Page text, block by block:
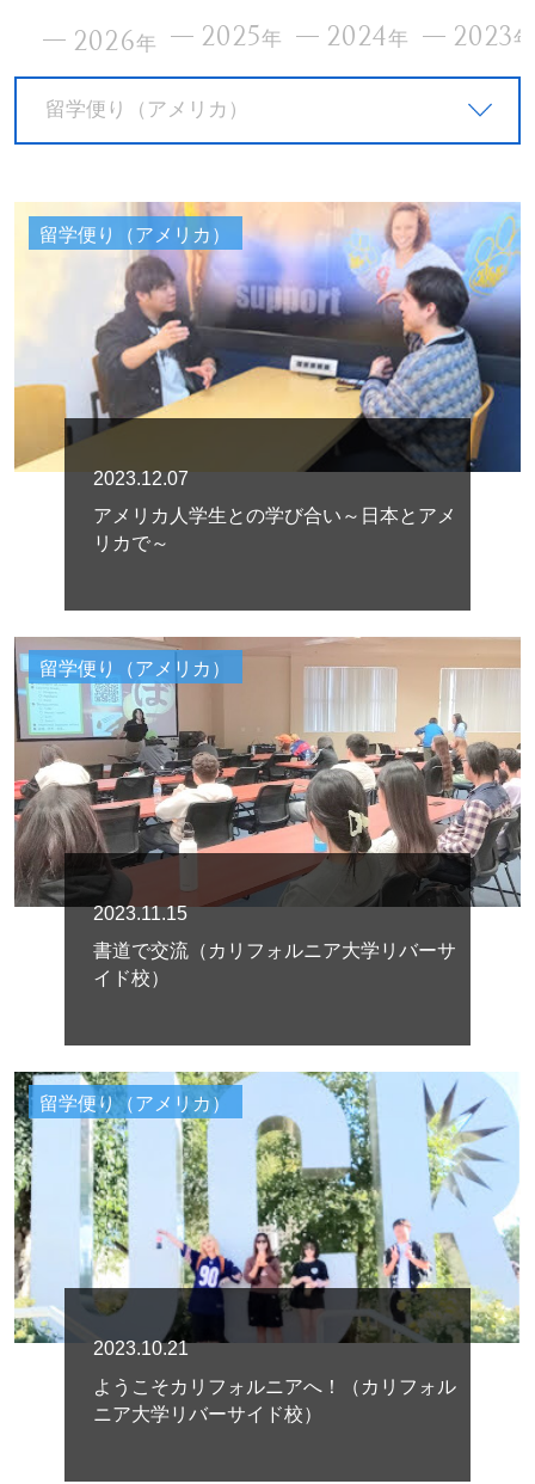
2026年 2025年 2024年 2023年
留学便り（アメリカ）
留学便り（アメリカ）
2023.12.07
アメリカ人学生との学び合い～日本とアメ
リカで～
留学便り（アメリカ）
2023.11.15
書道で交流（カリフォルニア大学リバーサ
イド校）
留学便り（アメリカ）
2023.10.21
ようこそカリフォルニアへ！（カリフォル
ニア大学リバーサイド校）